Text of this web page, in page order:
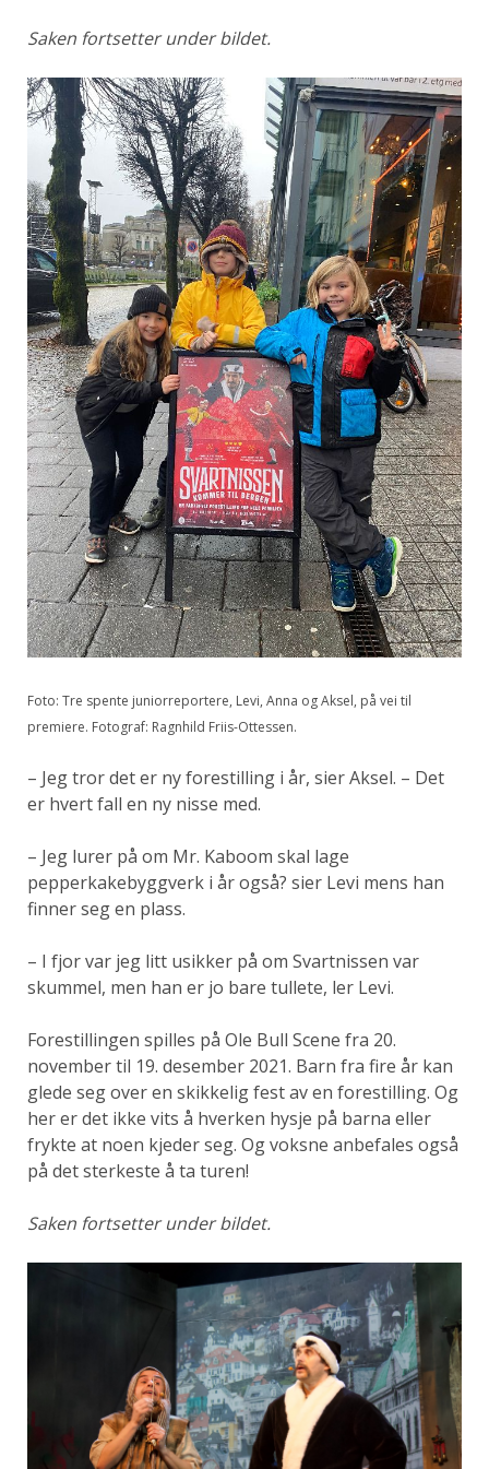
Saken fortsetter under bildet.
Foto: Tre spente juniorreportere, Levi, Anna og Aksel, på vei til
premiere. Fotograf: Ragnhild Friis-Ottessen.
– Jeg tror det er ny forestilling i år, sier Aksel. – Det
er hvert fall en ny nisse med.
– Jeg lurer på om Mr. Kaboom skal lage
pepperkakebyggverk i år også? sier Levi mens han
finner seg en plass.
– I fjor var jeg litt usikker på om Svartnissen var
skummel, men han er jo bare tullete, ler Levi.
Forestillingen spilles på Ole Bull Scene fra 20.
november til 19. desember 2021. Barn fra fire år kan
glede seg over en skikkelig fest av en forestilling. Og
her er det ikke vits å hverken hysje på barna eller
frykte at noen kjeder seg. Og voksne anbefales også
på det sterkeste å ta turen!
Saken fortsetter under bildet.